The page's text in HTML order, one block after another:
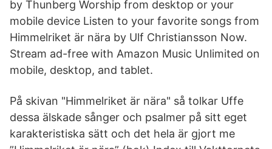
by Thunberg Worship from desktop or your
mobile device Listen to your favorite songs from
Himmelriket är nära by Ulf Christiansson Now.
Stream ad-free with Amazon Music Unlimited on
mobile, desktop, and tablet.
På skivan "Himmelriket är nära" så tolkar Uffe
dessa älskade sånger och psalmer på sitt eget
karakteristiska sätt och det hela är gjort me